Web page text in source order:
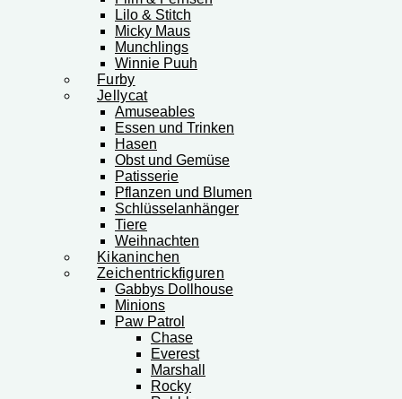
Lilo & Stitch
Micky Maus
Munchlings
Winnie Puuh
Furby
Jellycat
Amuseables
Essen und Trinken
Hasen
Obst und Gemüse
Patisserie
Pflanzen und Blumen
Schlüsselanhänger
Tiere
Weihnachten
Kikaninchen
Zeichentrickfiguren
Gabbys Dollhouse
Minions
Paw Patrol
Chase
Everest
Marshall
Rocky